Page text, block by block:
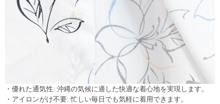
・優れた通気性: 沖縄の気候に適した快適な着心地を実現します。
・アイロンがけ不要: 忙しい毎日でも気軽に着用できます。